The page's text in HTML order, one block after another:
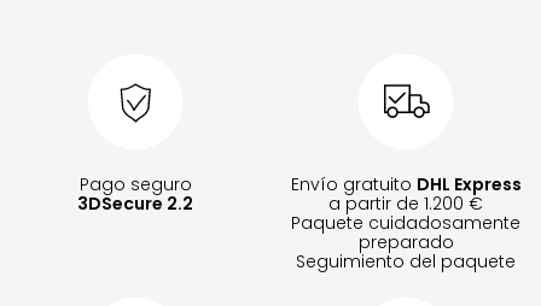
Pago seguro
3DSecure 2.2
Envío gratuito DHL Express
a partir de 1.200 €
Paquete cuidadosamente
preparado
Seguimiento del paquete